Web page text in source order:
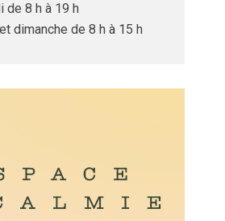
de 8 h à 19 h
dimanche de 8 h à 15 h